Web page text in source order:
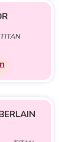
TITAN